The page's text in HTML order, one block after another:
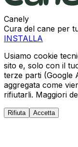
Canely
Cura del cane per
INSTALLA
Usiamo cookie
sito e, solo con il
terze parti (Google
aggregata come
rifiutarli. Maggiori
Rifiuta Accetta